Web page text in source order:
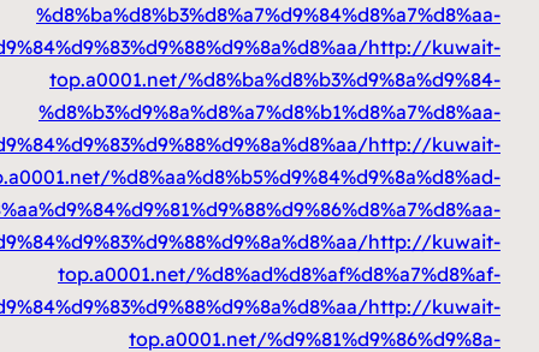
top.a0001.net/
top.a0001.net/
top.a0001.net/
top.a0001.net/